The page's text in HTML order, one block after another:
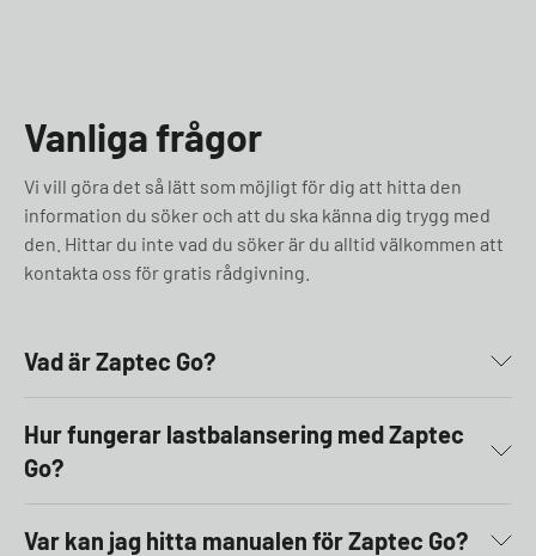
Vanliga frågor
Vi vill göra det så lätt som möjligt för dig att hitta den
information du söker och att du ska känna dig trygg med
den. Hittar du inte vad du söker är du alltid välkommen att
kontakta oss för gratis rådgivning.
Vad är Zaptec Go?
Hur fungerar lastbalansering med Zaptec
Go?
Var kan jag hitta manualen för Zaptec Go?